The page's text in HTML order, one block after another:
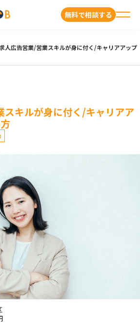
無料で相談する
人広告営業/営業スキルが身に付く/キャリアアップ
スキルが身に付く/キャリアア